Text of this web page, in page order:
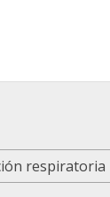
respiratoria